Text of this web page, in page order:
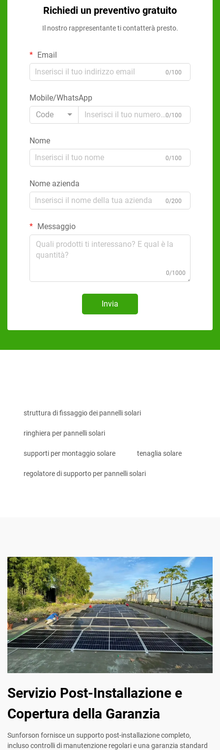
Richiedi un preventivo gratuito
Il nostro rappresentante ti contatterà presto.
Email
0/100
Mobile/WhatsApp
Code
0/100
Nome
0/100
Nome azienda
0/200
Messaggio
0/1000
Invia
struttura di fissaggio dei pannelli solari
ringhiera per pannelli solari
supporti per montaggio solare tenaglia solare
regolatore di supporto per pannelli solari
Servizio Post-Installazione e
Copertura della Garanzia
Sunforson fornisce un supporto post-installazione completo,
incluso controlli di manutenzione regolari e una garanzia standard